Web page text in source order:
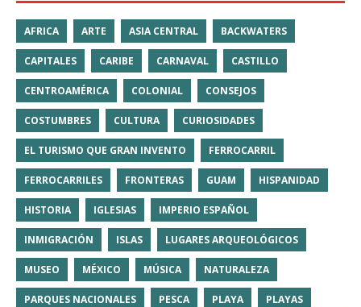
AFRICA ARTE ASIA CENTRAL BACKWATERS
CAPITALES CARIBE CARNAVAL CASTILLO
CENTROAMÉRICA COLONIAL CONSEJOS
COSTUMBRES CULTURA CURIOSIDADES
EL TURISMO QUE GRAN INVENTO FERROCARRIL
FERROCARRILES FRONTERAS GUAM HISPANIDAD
HISTORIA IGLESIAS IMPERIO ESPAÑOL
INMIGRACIÓN ISLAS LUGARES ARQUEOLÓGICOS
MUSEO MÉXICO MÚSICA NATURALEZA
PARQUES NACIONALES PESCA PLAYA PLAYAS